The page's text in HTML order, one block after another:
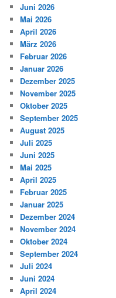
Juni 2026
Mai 2026
April 2026
März 2026
Februar 2026
Januar 2026
Dezember 2025
November 2025
Oktober 2025
September 2025
August 2025
Juli 2025
Juni 2025
Mai 2025
April 2025
Februar 2025
Januar 2025
Dezember 2024
November 2024
Oktober 2024
September 2024
Juli 2024
Juni 2024
April 2024